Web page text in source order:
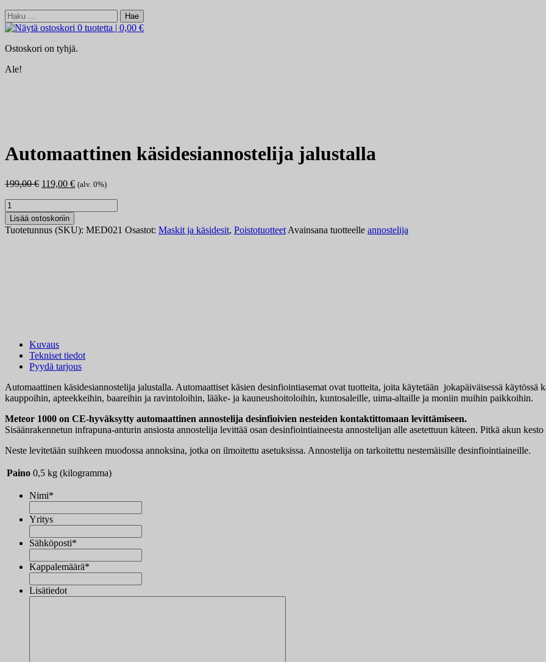
Haku:
0 tuotetta | 0,00 €
Ostoskori on tyhjä.
Ale!
Automaattinen käsidesiannostelija jalustalla
199,00€ Alkuperäinen
199,00 €.
119,00 €Nykyinen
(alv. 0%)
Automaattinen
käsidesiannostelija
jalustalla
määrä
Lisää ostoskoriin
Tuotetunnus (SKU): MED021 Osastot: Maskit ja käsidesit, Poistotuotteet Avainsana tuotteelle annostelija
Kuvaus
Tekniset tiedot
Pyydä tarjous
Automaattinen käsidesiannostelija jalustalla. Automaattiset käsien desinfiointiasemat ovat tuotteita, joita käytetään jokapäiväisessä
kauppoihin, apteekkeihin, baareihin ja ravintoloihin, lääke- ja kauneushoitoloihin, kuntosaleille, uima-altaille ja moniin muihin paikkoihin.
Meteor 1000 on CE-hyväksytty automaattinen annostelija desinfioivien nesteiden kontaktittomaan levittämiseen.
Sisäänrakennetun infrapuna-anturin ansiosta annostelija levittää osan desinfiointiaineesta annostelijan alle asetettuun käteen. Pitkä akun
Neste levitetään suihkeen muodossa annoksina, jotka on ilmoitettu asetuksissa. Annostelija on tarkoitettu nestemäisille desinfiointiaineille.
Paino 0,5 kg (kilogramma)
Nimi*
Yritys
Sähköposti*
Kappalemäärä*
Lisätiedot